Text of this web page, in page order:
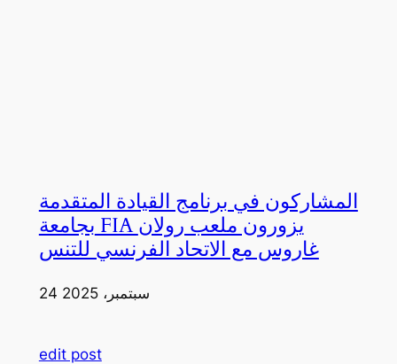
المشاركون في برنامج القيادة المتقدمة
بجامعة FIA يزورون ملعب رولان
غاروس مع الاتحاد الفرنسي للتنس
24 سبتمبر، 2025
edit post